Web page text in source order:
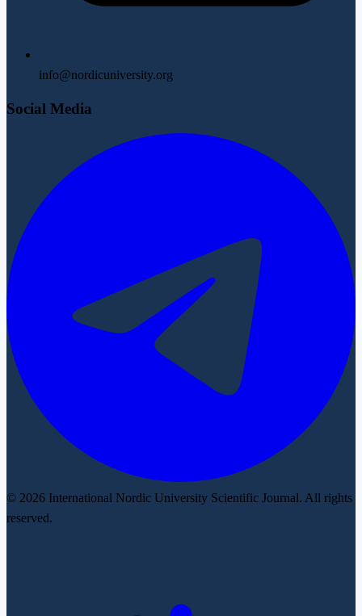
info@nordicuniversity.org
Social Media
© 2026 International Nordic University Scientific Journal. All rights
reserved.